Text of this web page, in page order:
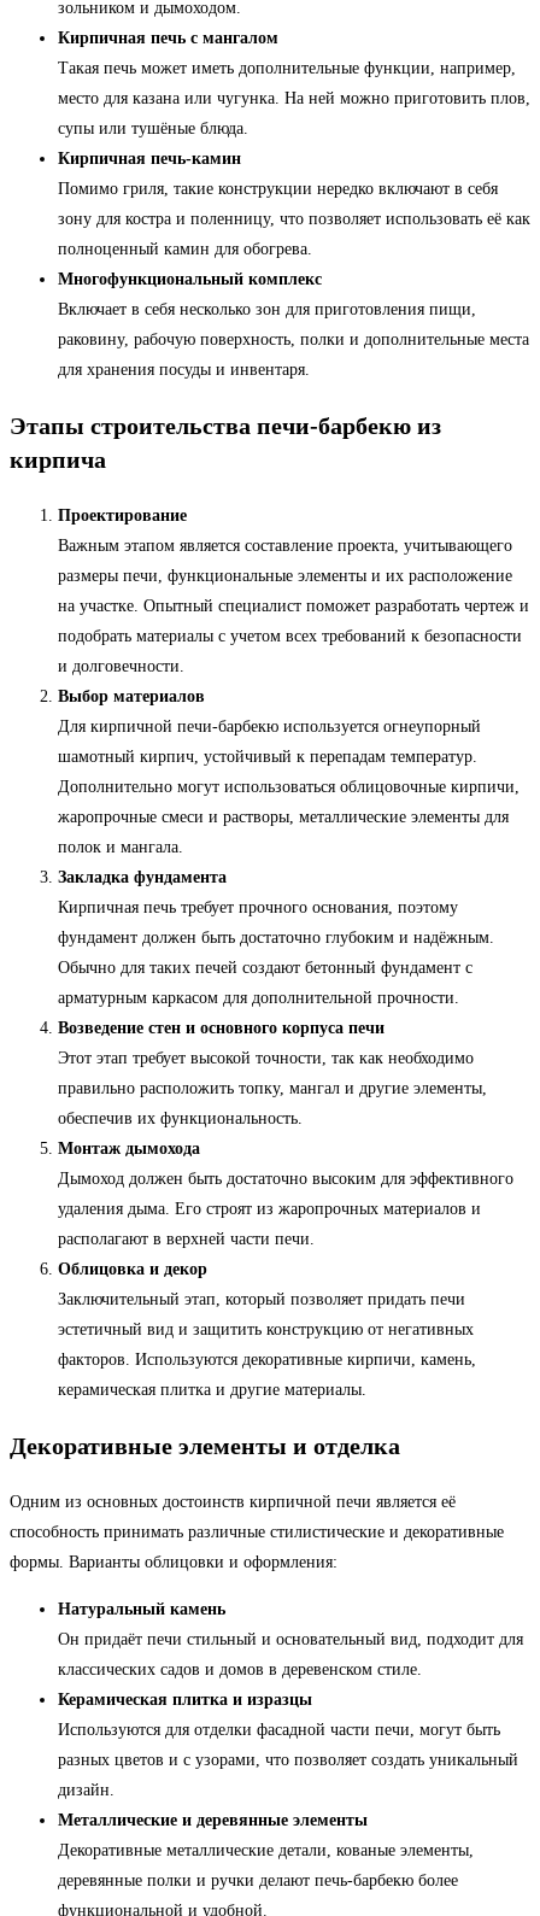
зольником и дымоходом.
Кирпичная печь с мангалом
Такая печь может иметь дополнительные функции, например,
место для казана или чугунка. На ней можно приготовить плов,
супы или тушёные блюда.
Кирпичная печь-камин
Помимо гриля, такие конструкции нередко включают в себя
зону для костра и поленницу, что позволяет использовать её как
полноценный камин для обогрева.
Многофункциональный комплекс
Включает в себя несколько зон для приготовления пищи,
раковину, рабочую поверхность, полки и дополнительные места
для хранения посуды и инвентаря.
Этапы строительства печи-барбекю из
кирпича
Проектирование
Важным этапом является составление проекта, учитывающего
размеры печи, функциональные элементы и их расположение
на участке. Опытный специалист поможет разработать чертеж и
подобрать материалы с учетом всех требований к безопасности
и долговечности.
Выбор материалов
Для кирпичной печи-барбекю используется огнеупорный
шамотный кирпич, устойчивый к перепадам температур.
Дополнительно могут использоваться облицовочные кирпичи,
жаропрочные смеси и растворы, металлические элементы для
полок и мангала.
Закладка фундамента
Кирпичная печь требует прочного основания, поэтому
фундамент должен быть достаточно глубоким и надёжным.
Обычно для таких печей создают бетонный фундамент с
арматурным каркасом для дополнительной прочности.
Возведение стен и основного корпуса печи
Этот этап требует высокой точности, так как необходимо
правильно расположить топку, мангал и другие элементы,
обеспечив их функциональность.
Монтаж дымохода
Дымоход должен быть достаточно высоким для эффективного
удаления дыма. Его строят из жаропрочных материалов и
располагают в верхней части печи.
Облицовка и декор
Заключительный этап, который позволяет придать печи
эстетичный вид и защитить конструкцию от негативных
факторов. Используются декоративные кирпичи, камень,
керамическая плитка и другие материалы.
Декоративные элементы и отделка
Одним из основных достоинств кирпичной печи является её
способность принимать различные стилистические и декоративные
формы. Варианты облицовки и оформления:
Натуральный камень
Он придаёт печи стильный и основательный вид, подходит для
классических садов и домов в деревенском стиле.
Керамическая плитка и изразцы
Используются для отделки фасадной части печи, могут быть
разных цветов и с узорами, что позволяет создать уникальный
дизайн.
Металлические и деревянные элементы
Декоративные металлические детали, кованые элементы,
деревянные полки и ручки делают печь-барбекю более
функциональной и удобной.